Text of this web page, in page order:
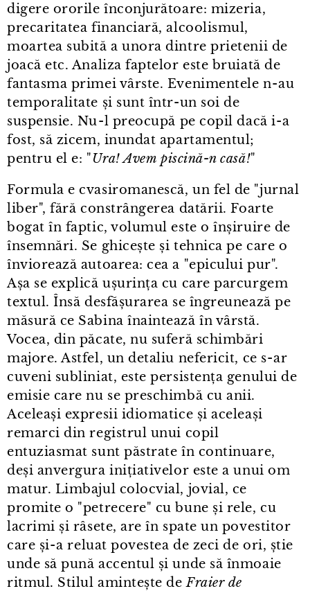
digere ororile înconjurătoare: mizeria,
precaritatea financiară, alcoolismul,
moartea subită a unora dintre prietenii de
joacă etc. Analiza faptelor este bruiată de
fantasma primei vârste. Evenimentele n⁠-⁠au
temporalitate și sunt într⁠-⁠un soi de
suspensie. Nu⁠-⁠l preocupă pe copil dacă i⁠-⁠a
fost, să zicem, inundat apartamentul;
pentru el e: "Ura! Avem piscină-n casă!"
Formula e cvasiromanescă, un fel de "jurnal
liber", fără constrângerea datării. Foarte
bogat în faptic, volumul este o înșiruire de
însemnări. Se ghicește și tehnica pe care o
înviorează autoarea: cea a "epicului pur".
Așa se explică ușurința cu care parcurgem
textul. Însă desfășurarea se îngreunează pe
măsură ce Sabina înaintează în vârstă.
Vocea, din păcate, nu suferă schimbări
majore. Astfel, un detaliu nefericit, ce s⁠-⁠ar
cuveni subliniat, este persistența genului de
emisie care nu se preschimbă cu anii.
Aceleași expresii idiomatice și aceleași
remarci din registrul unui copil
entuziasmat sunt păstrate în continuare,
deși anvergura inițiativelor este a unui om
matur. Limbajul colocvial, jovial, ce
promite o "petrecere" cu bune și rele, cu
lacrimi și râsete, are în spate un povestitor
care și⁠-⁠a reluat povestea de zeci de ori, știe
unde să pună accentul și unde să înmoaie
ritmul. Stilul amintește deFraier de